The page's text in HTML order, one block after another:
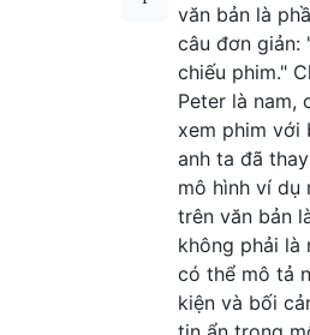
văn bản là
câu đơn giản:
chiếu phim."
Peter là nam,
xem phim với
anh ta đã
mô hình ví dụ
trên văn bản
không phải là
có thể mô tả
kiện và bối